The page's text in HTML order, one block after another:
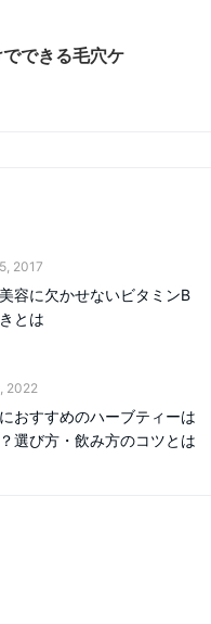
できる毛穴ケ
2017
容に欠かせないビタミンB
とは
2022
おすすめのハーブティーは
選び方・飲み方のコツとは